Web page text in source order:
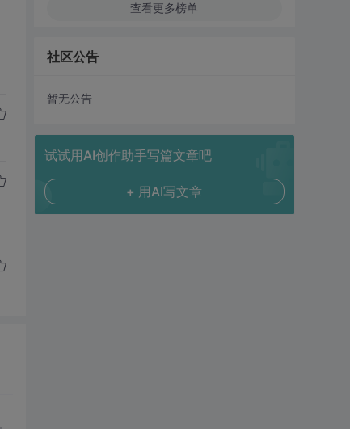
查看更多榜单
社区公告
暂无公告
试试用AI创作助手写篇文章吧
+ 用AI写文章